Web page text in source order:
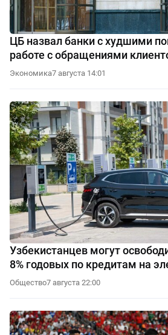
ЦБ назвал банки с худшими
работе с обращениями
Экономика7 августа 14:01
Узбекистанцев могут
8% годовых по кредитам на
Общество7 августа 22:00